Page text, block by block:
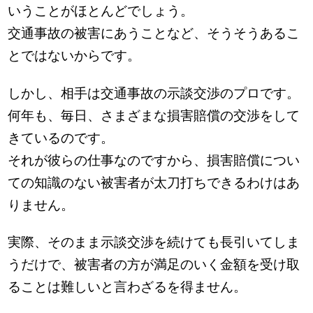
いうことがほとんどでしょう。
交通事故の被害にあうことなど、そうそうあるこ
とではないからです。
しかし、相手は交通事故の示談交渉のプロです。
何年も、毎日、さまざまな損害賠償の交渉をして
きているのです。
それが彼らの仕事なのですから、損害賠償につい
ての知識のない被害者が太刀打ちできるわけはあ
りません。
実際、そのまま示談交渉を続けても長引いてしま
うだけで、被害者の方が満足のいく金額を受け取
ることは難しいと言わざるを得ません。